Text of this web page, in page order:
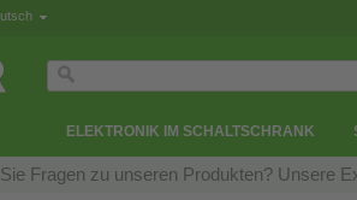
ELEKTRONIK IM SCHALTSCHRANK
Fragen zu unseren Produkten? Unsere